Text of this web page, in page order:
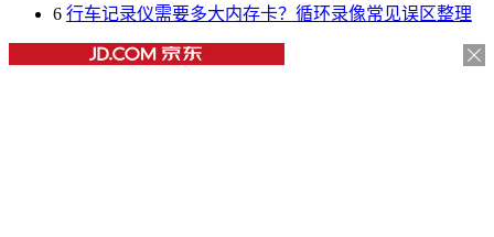
6 行车记录仪需要多大内存卡？循环录像常见误区整理